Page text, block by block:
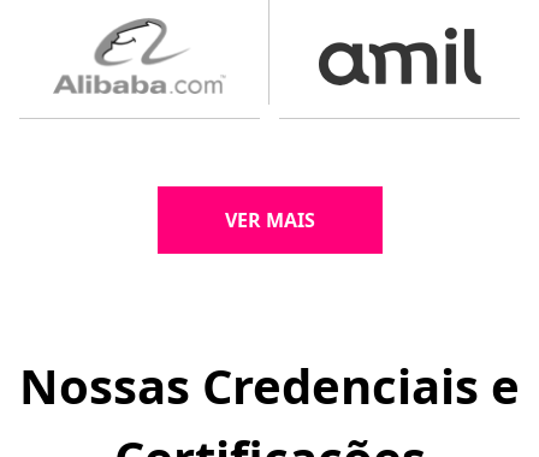
VER MAIS
Nossas Credenciais e